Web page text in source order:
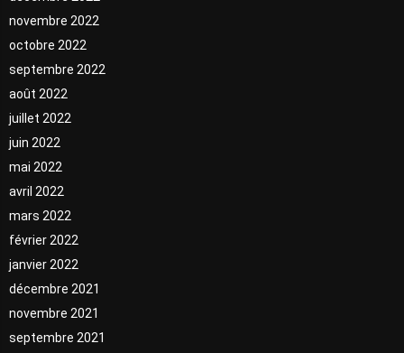
novembre 2022
octobre 2022
septembre 2022
août 2022
juillet 2022
juin 2022
mai 2022
avril 2022
mars 2022
février 2022
janvier 2022
décembre 2021
novembre 2021
septembre 2021